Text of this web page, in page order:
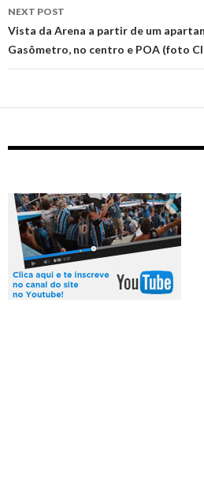
NEXT POST
Vista da Arena a partir de um
Gasômetro, no centro e POA (foto